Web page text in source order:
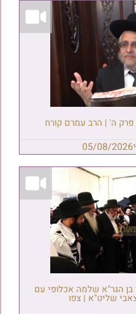
ה' | הרב עמרם קורח
05/08/2026
בן הגר"א שלמה אכלופי עם
שליט"א | צפו